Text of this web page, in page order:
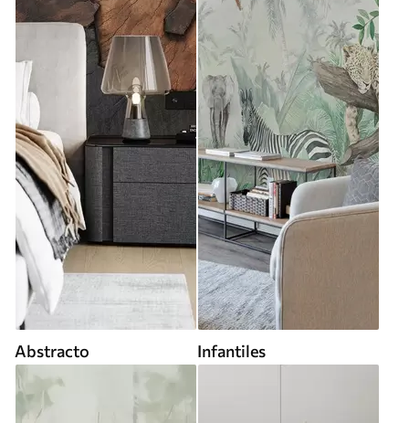
Abstracto Infantiles